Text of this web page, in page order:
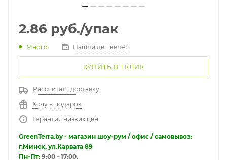
2.86 руб./упак
Много Нашли дешевле?
КУПИТЬ В 1 КЛИК
Рассчитать доставку
Хочу в подарок
Гарантия низких цен!
GreenTerra.by - магазин шоу-рум / офис / самовывоз:
г.Минск, ул.Карвата 89
Пн-Пт: 9:00 - 17:00.